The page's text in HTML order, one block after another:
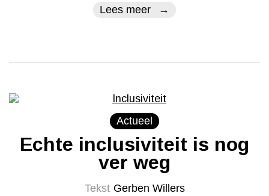
Lees meer
Actueel
Echte inclusiviteit is nog
ver weg
Tekst Gerben Willers